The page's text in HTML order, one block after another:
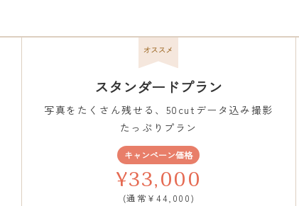
スタンダードプラン
写真をたくさん残せる、50cutデータ込み撮影
たっぷりプラン
キャンペーン価格
¥33,000
(通常¥44,000)